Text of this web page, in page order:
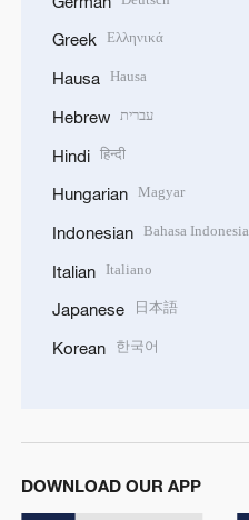
Greek Ελληνικά
Hausa Hausa
Hebrew עברית
Hindi हिन्दी
Hungarian Magyar
Indonesian Bahasa Indonesia
Italian Italiano
Japanese 日本語
Korean 한국어
DOWNLOAD OUR APP